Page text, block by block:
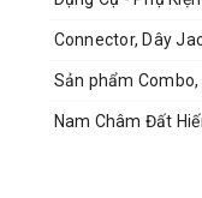
Connector, Dây
Sản phẩm Combo,
Nam Châm Đất